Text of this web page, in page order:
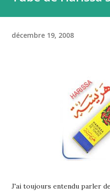
décembre 19, 2008
J'ai toujours entendu parler